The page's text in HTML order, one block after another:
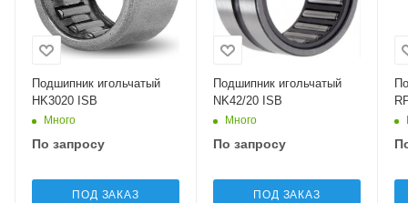
Подшипник игольчатый
HK3020 ISB
Много
По запросу
ПОД ЗАКАЗ
Подшипник игольчатый
NK42/20 ISB
Много
По запросу
ПОД ЗАКАЗ